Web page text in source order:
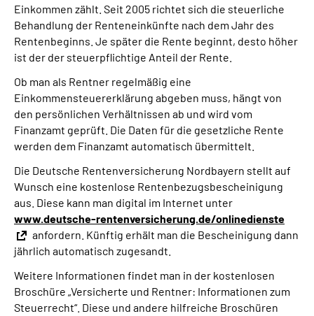
Einkommen zählt. Seit 2005 richtet sich die steuerliche
Behandlung der Renteneinkünfte nach dem Jahr des
Rentenbeginns. Je später die Rente beginnt, desto höher
ist der der steuerpflichtige Anteil der Rente.
Ob man als Rentner regelmäßig eine
Einkommensteuererklärung abgeben muss, hängt von
den persönlichen Verhältnissen ab und wird vom
Finanzamt geprüft. Die Daten für die gesetzliche Rente
werden dem Finanzamt automatisch übermittelt.
Die Deutsche Rentenversicherung Nordbayern stellt auf
Wunsch eine kostenlose Rentenbezugsbescheinigung
aus. Diese kann man digital im Internet unter
www.deutsche-rentenversicherung.de/onlinedienste
anfordern. Künftig erhält man die Bescheinigung dann
jährlich automatisch zugesandt.
Weitere Informationen findet man in der kostenlosen
Broschüre „Versicherte und Rentner: Informationen zum
Steuerrecht“. Diese und andere hilfreiche Broschüren